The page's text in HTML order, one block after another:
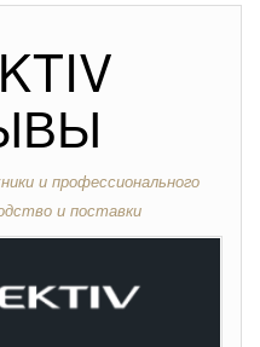
и профессионального
и поставки